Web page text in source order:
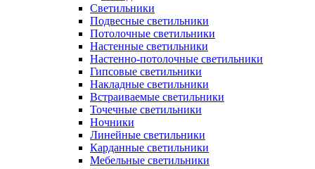
Светильники
Подвесные светильники
Потолочные светильники
Настенные светильники
Настенно-потолочные светильники
Гипсовые светильники
Накладные светильники
Встраиваемые светильники
Точечные светильники
Ночники
Линейные светильники
Карданные светильники
Мебельные светильники